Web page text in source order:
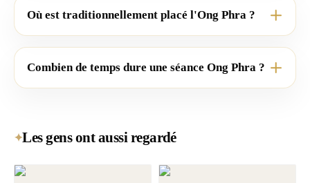
Où est traditionnellement placé l'Ong Phra ?
Combien de temps dure une séance Ong Phra ?
✦Les gens ont aussi regardé